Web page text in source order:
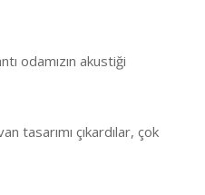
odamızın akustiği
tasarımı çıkardılar, çok